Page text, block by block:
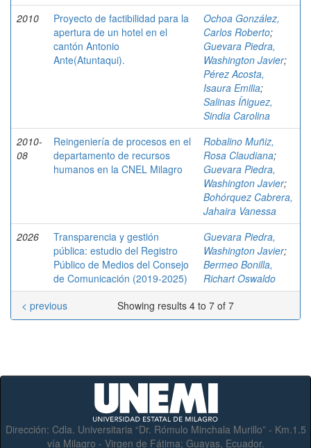
2010
Proyecto de factibilidad para la
apertura de un hotel en el
cantón Antonio
Ante(Atuntaqui).
Ochoa González,
Carlos Roberto;
Guevara Piedra,
Washington Javier;
Pérez Acosta,
Isaura Emilia;
Salinas Íñiguez,
Sindia Carolina
2010-
08
Reingeniería de procesos en el
departamento de recursos
humanos en la CNEL Milagro
Robalino Muñiz,
Rosa Claudiana;
Guevara Piedra,
Washington Javier;
Bohórquez Cabrera,
Jahaira Vanessa
2026
Transparencia y gestión
pública: estudio del Registro
Público de Medios del Consejo
de Comunicación (2019-2025)
Guevara Piedra,
Washington Javier;
Bermeo Bonilla,
Richart Oswaldo
Showing results 4 to 7 of 7
< previous
Dirección: Cdla. Universitaria “Dr. Rómulo Minchala Murillo” - Km.1.5
vía Milagro - Virgen de Fátima; Guayas, Ecuador.